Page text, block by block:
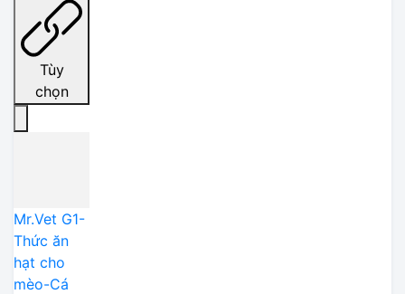
Tùy
chọn
Mr.Vet G1-
Thức ăn
hạt cho
mèo-Cá